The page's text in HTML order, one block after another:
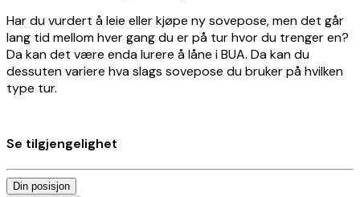
Har du vurdert å leie eller kjøpe ny sovepose, men det går
lang tid mellom hver gang du er på tur hvor du trenger en?
Da kan det være enda lurere å låne i BUA. Da kan du
dessuten variere hva slags sovepose du bruker på hvilken
type tur.
Se tilgjengelighet
Din posisjon